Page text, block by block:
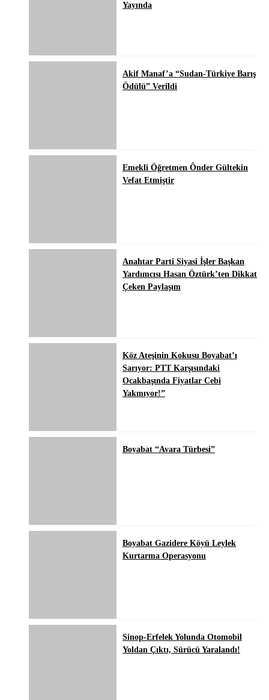
Yayında
Akif Manaf’a “Sudan-Türkiye Barış
Ödülü” Verildi
Emekli Öğretmen Ônder Gültekin
Vefat Etmiştir
Anahtar Parti Siyasi İşler Başkan
Yardımcısı Hasan Öztürk’ten Dikkat
Çeken Paylaşım
Köz Ateşinin Kokusu Boyabat’ı
Sarıyor: PTT Karşısındaki
Ocakbaşında Fiyatlar Cebi
Yakmıyor!”
Boyabat “Avara Türbesi”
Boyabat Gazidere Köyü Leylek
Kurtarma Operasyonu
Sinop-Erfelek Yolunda Otomobil
Yoldan Çıktı, Sürücü Yaralandı!